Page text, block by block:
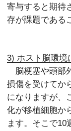
寄与すると期待
存が課題である
3) ホスト脳環境
脳梗塞や頭部
損傷を受けてか
になりますが、
化が移植細胞か
ます。そこで10